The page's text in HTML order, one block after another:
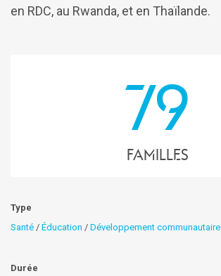
en RDC, au Rwanda, et en Thaïlande.
79
familles
Type
Santé / Éducation / Développement communautaire
Durée